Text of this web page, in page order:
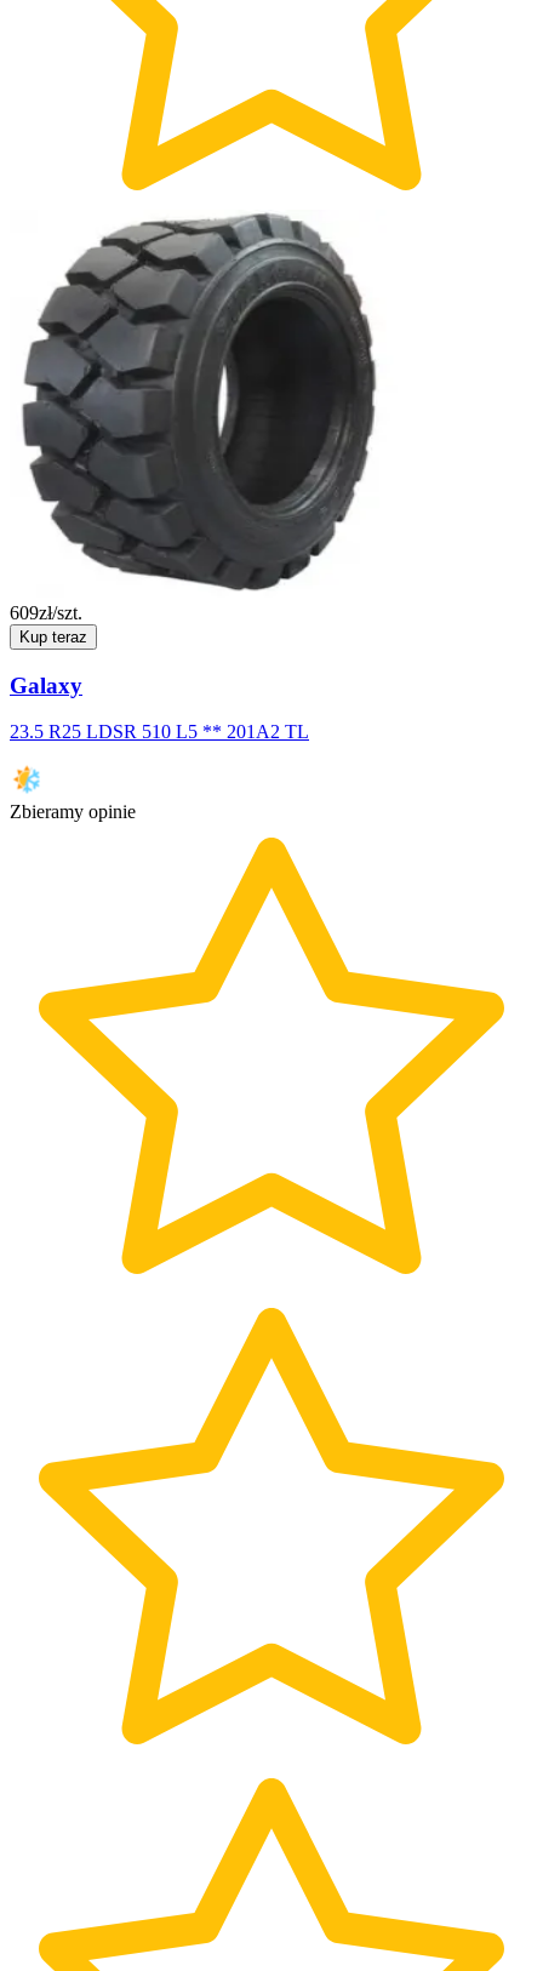
609zł/szt.
Kup teraz
Galaxy
23.5 R25 LDSR 510 L5 ** 201A2 TL
Zbieramy opinie